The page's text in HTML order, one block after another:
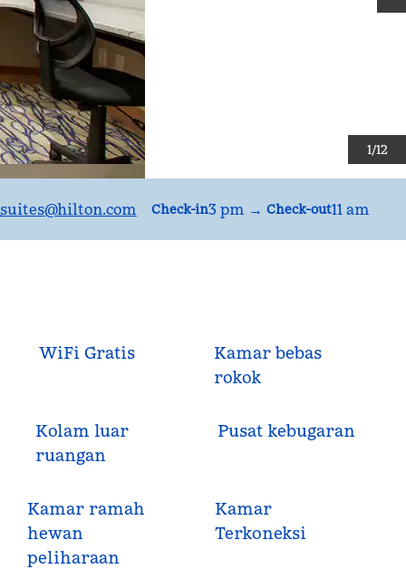
1/12
@hilton.com Check-in3 pm → Check-out11 am
WiFi Gratis
Kamar bebas
rokok
Kolam luar
ruangan
Pusat kebugaran
Kamar ramah
hewan
peliharaan
Kamar
Terkoneksi